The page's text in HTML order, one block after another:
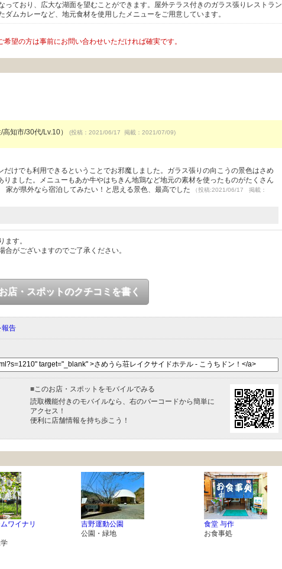
っており、広大な湖面を望むことができます。屋外テラス付きのガラス張りレストラン
ムカレーなど、地元食材を使用したメニューをご用意しています。
望の方は事前にお問い合わせいただければ確実です。
高知市/30代/Lv.10） (投稿：2021/06/17 掲載：2021/07/09)
けでも利用できるということでお邪魔しました。ガラス張りの向こうの景色はさめ
ました。メニューもあか牛やはちきん地鶏など地元の素材を使ったものがたくさん
家が県外なら宿泊してみたい！と思える景色、最高でした
（投稿:2021/06/17 掲載：
す。
がございますのでご了承ください。
店・スポットのクチコミを書く
報告
■ このお店・スポットをモバイルでみる
読取機能付きのモバイルなら、右のバーコードから簡単に
アクセス！
便利に店舗情報を持ち歩こう！
ワイナリ
吉野運動公園
公園・緑地
食堂 与作
お食事処